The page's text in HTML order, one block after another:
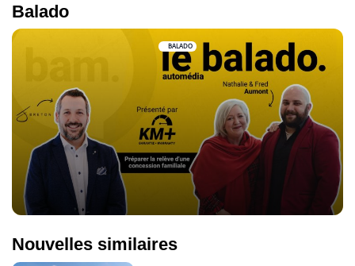
Balado
BALADO
Nouvelles similaires